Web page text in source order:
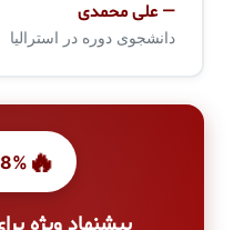
— علی محمدی
دانشجوی دوره در استرالیا
🔥
18%